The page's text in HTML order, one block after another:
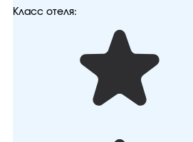
Класс отеля: